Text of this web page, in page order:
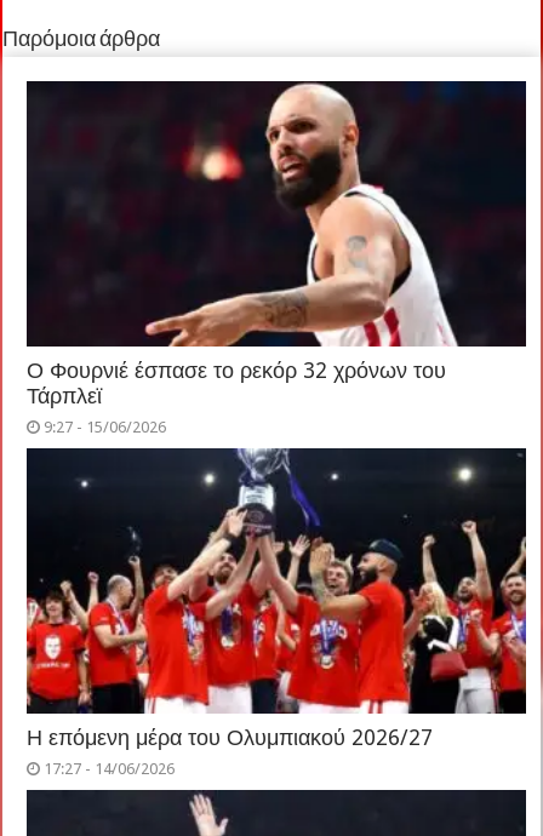
Παρόμοια άρθρα
Ο Φουρνιέ έσπασε το ρεκόρ 32 χρόνων του
Τάρπλεϊ
9:27 - 15/06/2026
Η επόμενη μέρα του Ολυμπιακού 2026/27
17:27 - 14/06/2026